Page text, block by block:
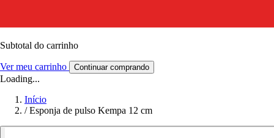
Subtotal do carrinho
Ver meu carrinho Continuar comprando
Loading...
Início
/ Esponja de pulso Kempa 12 cm